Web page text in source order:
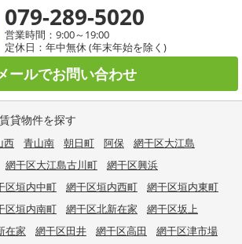
079-289-5020
営業時間：9:00～19:00
定休日：年中無休 (年末年始を除く)
ールでお問い合わせ
貸物件を探す
西 青山南 朝日町 阿保
網干区大江島
網干区大江島古川町
網干区興浜
区垣内中町 網干区垣内西町
網干区垣内東町
区垣内南町 網干区北新在家
網干区坂上
在家 網干区田井 網干区高田
網干区津市場